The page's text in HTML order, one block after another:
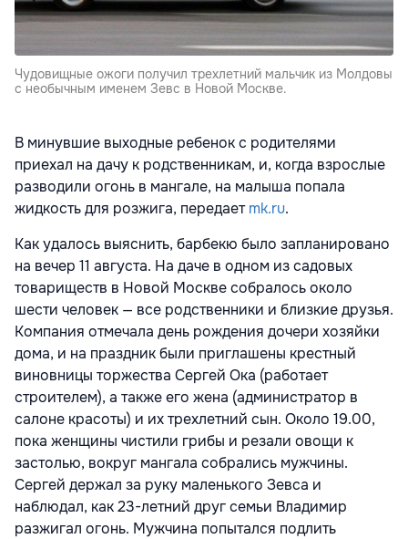
Чудовищные ожоги получил трехлетний мальчик из Молдовы
с необычным именем Зевс в Новой Москве.
В минувшие выходные ребенок с родителями
приехал на дачу к родственникам, и, когда взрослые
разводили огонь в мангале, на малыша попала
жидкость для розжига, передаетmk.ru.
Как удалось выяснить, барбекю было запланировано
на вечер 11 августа. На даче в одном из садовых
товариществ в Новой Москве собралось около
шести человек — все родственники и близкие друзья.
Компания отмечала день рождения дочери хозяйки
дома, и на праздник были приглашены крестный
виновницы торжества Сергей Ока (работает
строителем), а также его жена (администратор в
салоне красоты) и их трехлетний сын. Около 19.00,
пока женщины чистили грибы и резали овощи к
застолью, вокруг мангала собрались мужчины.
Сергей держал за руку маленького Зевса и
наблюдал, как 23-летний друг семьи Владимир
разжигал огонь. Мужчина попытался подлить